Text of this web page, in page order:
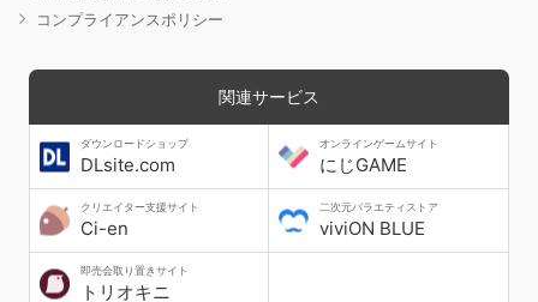
コンプライアンスポリシー
関連サービス
ダウンロードショップ
DLsite.com
オンラインゲームサイト
にじGAME
クリエイター支援サイト
Ci-en
二次元バラエティストア
viviON BLUE
即売会取り置きサイト
トリオキニ